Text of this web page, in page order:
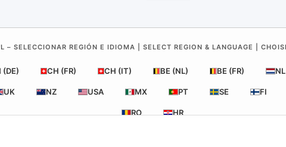
– SELECCIONAR REGIÓN E IDIOMA | SELECT REGION & LANGUAGE |
(DE) CH (FR) CH (IT) BE (NL) BE (FR) NL
UK NZ USA MX PT SE FI
RO HR